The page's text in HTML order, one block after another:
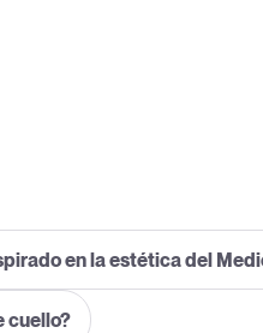
en la estética del
cuello?